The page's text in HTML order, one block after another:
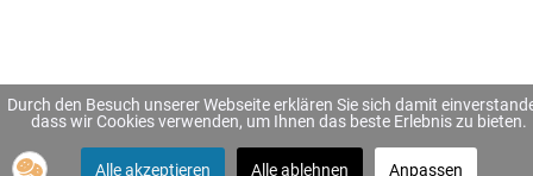
Durch den Besuch unserer Webseite erklären Sie sich damit
dass wir Cookies verwenden, um Ihnen das beste Erlebnis zu bieten.
Alle akzeptieren Alle ablehnen Anpassen